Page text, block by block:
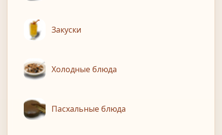
Закуски
Холодные блюда
Пасхальные блюда